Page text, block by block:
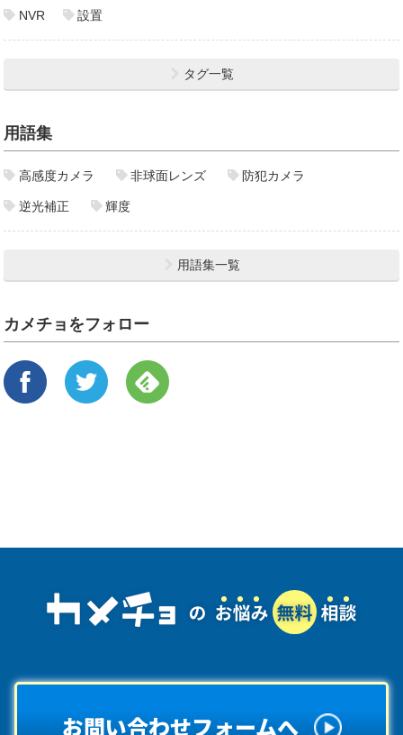
NVR 設置
タグ一覧
用語集
高感度カメラ 非球面レンズ 防犯カメラ
逆光補正 輝度
用語集一覧
カメチョをフォロー
お問い合わせフォームへ